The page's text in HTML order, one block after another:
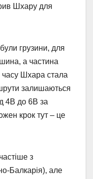
Шхару для
грузини, для
а частина
часу Шхара стала
залишаються
4B до 6B за
крок тут – це
з
Балкарія), але